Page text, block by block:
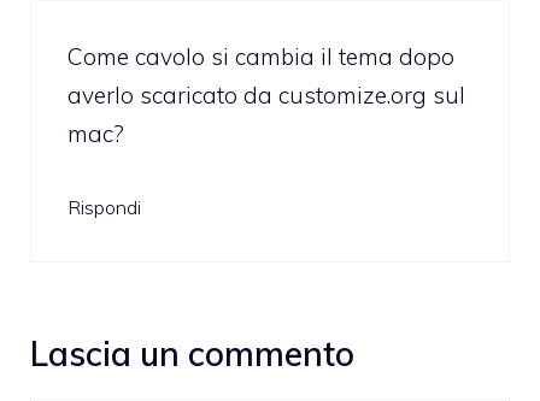
Come cavolo si cambia il tema dopo
averlo scaricato da customize.org sul
mac?
Rispondi
Lascia un commento